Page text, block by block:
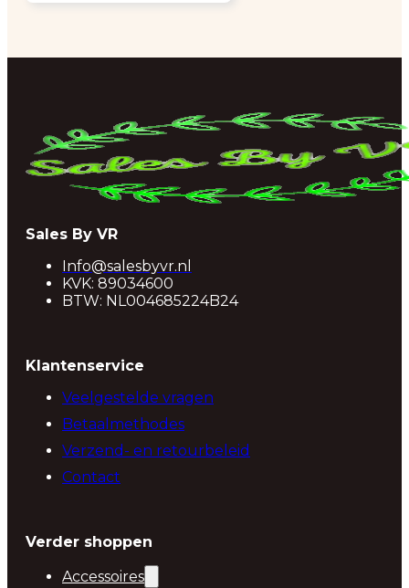
Sales By VR
Info@salesbyvr.nl
KVK: 89034600
BTW: NL004685224B24
Klantenservice
Veelgestelde vragen
Betaalmethodes
Verzend- en retourbeleid
Contact
Verder shoppen
Accessoires